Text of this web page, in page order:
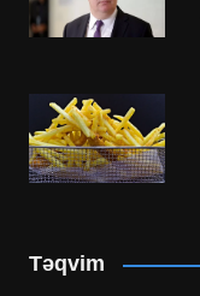
Təqvim